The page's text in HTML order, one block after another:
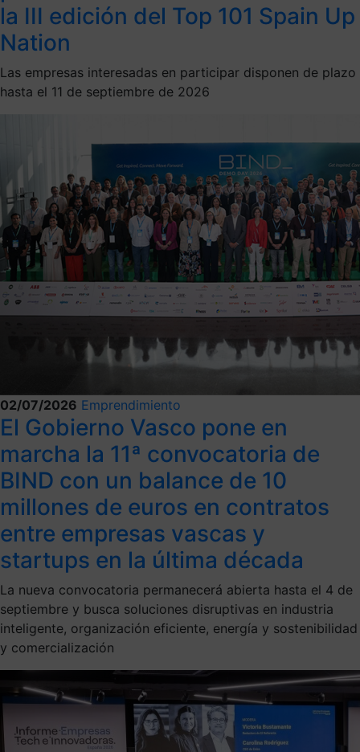
la III edición del Top 101 Spain Up
Nation
Las empresas interesadas en participar disponen de plazo
hasta el 11 de septiembre de 2026
02/07/2026 Emprendimiento
El Gobierno Vasco pone en
marcha la 11ª convocatoria de
BIND con un balance de 10
millones de euros en contratos
entre empresas vascas y
startups en la última década
La nueva convocatoria permanecerá abierta hasta el 4 de
septiembre y busca soluciones disruptivas en industria
inteligente, organización eficiente, energía y sostenibilidad
y comercialización